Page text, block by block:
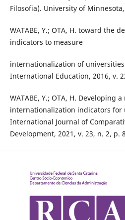
Filosofia). University of
WATABE, Y.; OTA, H. toward the
indicators to measure
internationalization of universities
International Education, 2016, v.
WATABE, Y.; OTA, H. Developing
internationalization indicators for
International Journal of
Development, 2021, v. 23, n. 2, p.